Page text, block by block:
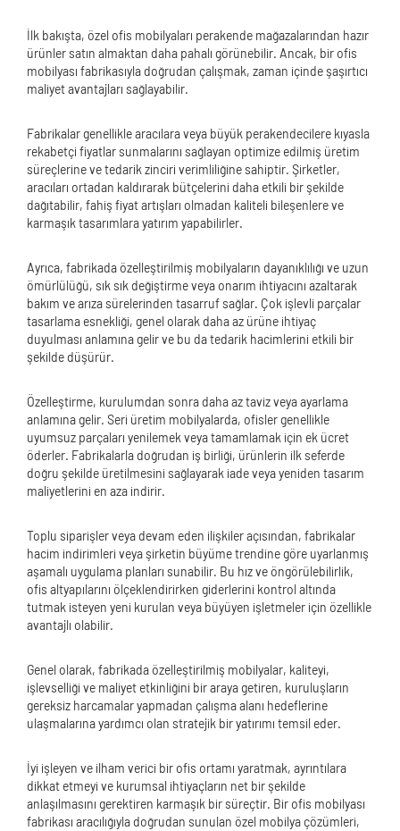
İlk bakışta, özel ofis mobilyaları perakende mağazalarından hazır
ürünler satın almaktan daha pahalı görünebilir. Ancak, bir ofis
mobilyası fabrikasıyla doğrudan çalışmak, zaman içinde şaşırtıcı
maliyet avantajları sağlayabilir.
Fabrikalar genellikle aracılara veya büyük perakendecilere kıyasla
rekabetçi fiyatlar sunmalarını sağlayan optimize edilmiş üretim
süreçlerine ve tedarik zinciri verimliliğine sahiptir. Şirketler,
aracıları ortadan kaldırarak bütçelerini daha etkili bir şekilde
dağıtabilir, fahiş fiyat artışları olmadan kaliteli bileşenlere ve
karmaşık tasarımlara yatırım yapabilirler.
Ayrıca, fabrikada özelleştirilmiş mobilyaların dayanıklılığı ve uzun
ömürlülüğü, sık sık değiştirme veya onarım ihtiyacını azaltarak
bakım ve arıza sürelerinden tasarruf sağlar. Çok işlevli parçalar
tasarlama esnekliği, genel olarak daha az ürüne ihtiyaç
duyulması anlamına gelir ve bu da tedarik hacimlerini etkili bir
şekilde düşürür.
Özelleştirme, kurulumdan sonra daha az taviz veya ayarlama
anlamına gelir. Seri üretim mobilyalarda, ofisler genellikle
uyumsuz parçaları yenilemek veya tamamlamak için ek ücret
öderler. Fabrikalarla doğrudan iş birliği, ürünlerin ilk seferde
doğru şekilde üretilmesini sağlayarak iade veya yeniden tasarım
maliyetlerini en aza indirir.
Toplu siparişler veya devam eden ilişkiler açısından, fabrikalar
hacim indirimleri veya şirketin büyüme trendine göre uyarlanmış
aşamalı uygulama planları sunabilir. Bu hız ve öngörülebilirlik,
ofis altyapılarını ölçeklendirirken giderlerini kontrol altında
tutmak isteyen yeni kurulan veya büyüyen işletmeler için özellikle
avantajlı olabilir.
Genel olarak, fabrikada özelleştirilmiş mobilyalar, kaliteyi,
işlevselliği ve maliyet etkinliğini bir araya getiren, kuruluşların
gereksiz harcamalar yapmadan çalışma alanı hedeflerine
ulaşmalarına yardımcı olan stratejik bir yatırımı temsil eder.
İyi işleyen ve ilham verici bir ofis ortamı yaratmak, ayrıntılara
dikkat etmeyi ve kurumsal ihtiyaçların net bir şekilde
anlaşılmasını gerektiren karmaşık bir süreçtir. Bir ofis mobilyası
fabrikası aracılığıyla doğrudan sunulan özel mobilya çözümleri,